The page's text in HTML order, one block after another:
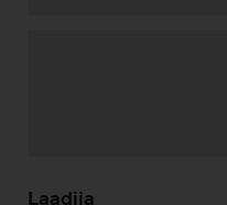
laadimine
Laadija